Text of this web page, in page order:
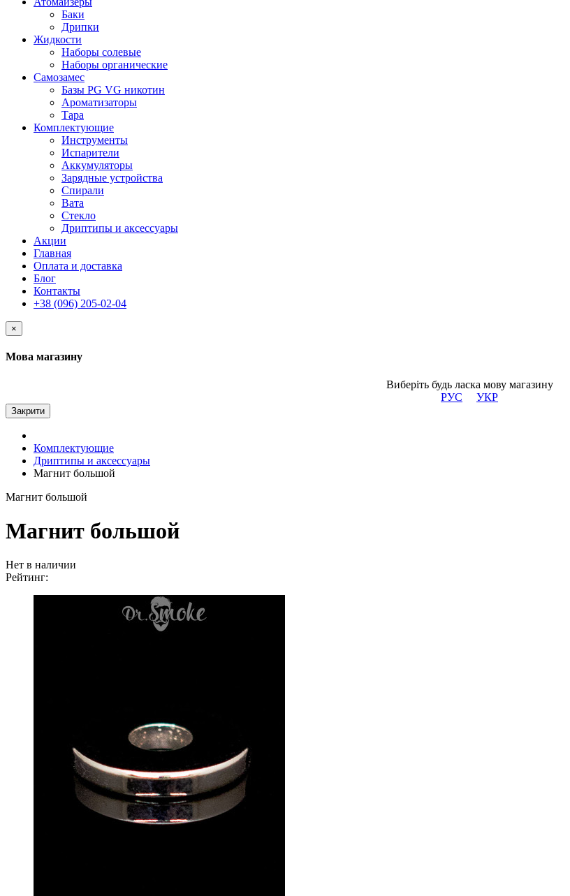
Баки
Дрипки
Жидкости
Наборы солевые
Наборы органические
Самозамес
Базы PG VG никотин
Ароматизаторы
Тара
Комплектующие
Инструменты
Испарители
Аккумуляторы
Зарядные устройства
Спирали
Вата
Стекло
Дриптипы и аксессуары
Акции
Главная
Оплата и доставка
Блог
Контакты
+38 (096) 205-02-04
×
Мова магазину
Виберіть будь ласка мову магазину
РУС
УКР
Закрити
Комплектующие
Дриптипы и аксессуары
Магнит большой
Магнит большой
Магнит большой
Нет в наличии
Рейтинг: